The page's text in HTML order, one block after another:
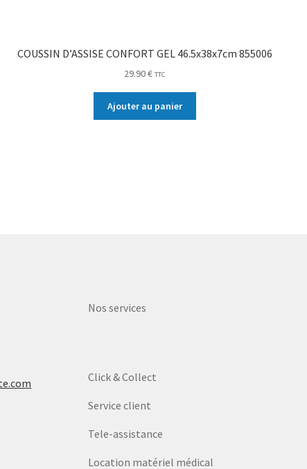
COUSSIN D’ASSISE CONFORT GEL 46.5x38x7cm 855006
29.90€ TTC
Ajouter au panier
Nos services
Click & Collect
Service client
Tele-assistance
Location matériel médical